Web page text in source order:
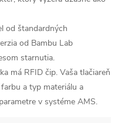
od štandardných
od Bambu Lab
starnutia.
má RFID čip. Vaša tlačiareň
a typ materiálu a
v systéme AMS.